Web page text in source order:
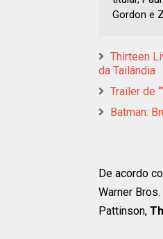
Gordon e
Thirteen
da Tailândia
Trailer de
Batman:
De acordo
Warner
Pattinson,